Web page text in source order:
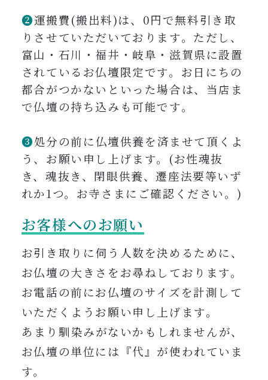
❷運搬費(搬出料)は、0円で無料引き取
りさせていただいております。ただし、
富山・石川・福井・岐阜・滋賀県に設置
されているお仏壇限定です。 お日にちの
都合がつかないといった場合は、当店ま
で仏壇の持ち込みも可能です。
❸処分の前に仏壇供養を済ませて頂くよ
う、お願い申し上げます。(お性魂抜
き、魂抜き、閉眼供養、遷座法要等いず
れか1つ。お寺さまにご確認ください。)
お客様へのお願い
お引き取りに伺う人数を決めるために、
お仏壇の大きさをお尋ねしております。
お電話の前にお仏壇のサイズを計測して
いただくようお願い申し上げます。
あ まり馴染みがないかもしれませんが、
お仏壇の単位には『代』が使われていま
す。